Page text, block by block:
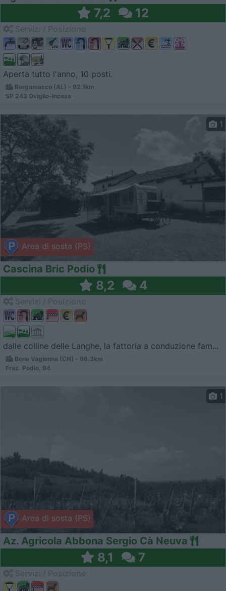
7,2 12
Aperta tutto l'anno, 10 posti.
Bergamasco (AL) - 92.1km
SP 243 Oviglio-Incesa
Area di sosta (PS)
1
Cascina Bric Podio
8,2 4
dalle colline delle Langhe, la fattoria a conduzione fam...
Bene Vagienna (CN) - 96.3km
Fraz. Podio, 94
Area di sosta (PS)
1
Az. Agricola Abbona Sergio Cà Neuva
8,1 7